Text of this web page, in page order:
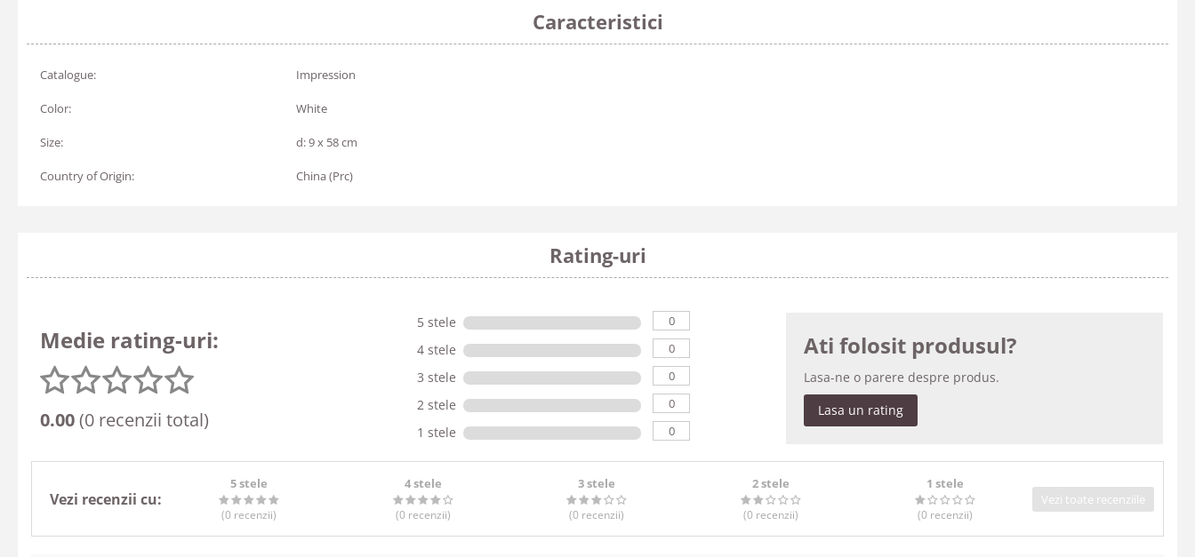
Caracteristici
Catalogue: Impression
Color: White
Size: d: 9 x 58 cm
Country of Origin: China (Prc)
Rating-uri
Medie rating-uri:
0.00(0 recenzii total)
5 stele 0
4 stele 0
3 stele 0
2 stele 0
1 stele 0
Ati folosit produsul?
Lasa-ne o parere despre produs.
Lasa un rating
Vezi recenzii cu:
5 stele
(0 recenzii)
4 stele
(0 recenzii)
3 stele
(0 recenzii)
2 stele
(0 recenzii)
1 stele
(0 recenzii)
Vezi toate recenziile